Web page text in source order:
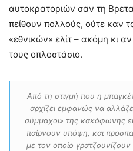
αυτοκρατοριών σαν τη
πείθουν πολλούς, ούτε καν
«εθνικών» ελίτ – ακόμη κι
τους οπλοστάσιο.
Aπό τη στιγμή που η
αρχίζει εμφανώς να
σύμμαχοι» της κακόφωνης
παίρνουν υπόψη, και
με τον οποίο